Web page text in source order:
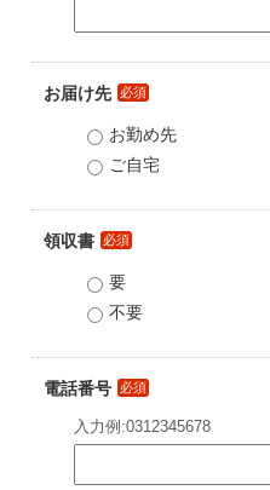
お届け先 必須
お勤め先
ご自宅
領収書 必須
要
不要
電話番号 必須
入力例:0312345678